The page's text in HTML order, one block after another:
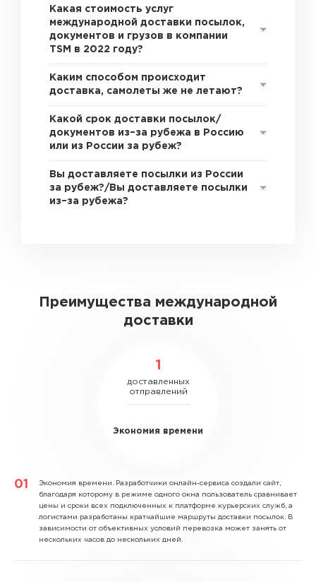
Какая стоимость услуг
международной доставки посылок,
документов и грузов в компании
TSM в 2022 году?
Каким способом происходит
доставка, самолеты же не летают?
Какой срок доставки посылок/
документов из–за рубежа в Россию
или из России за рубеж?
Вы доставляете посылки из России
за рубеж?/Вы доставляете посылки
из–за рубежа?
Преимущества международной
доставки
1
доставленных
отправлений
Экономия времени
Экономия времени.
Разработчики онлайн-сервиса создали сайт,
благодаря которому в режиме одного окна пользователь сравнивает
цены и сроки всех подключенных к платформе курьерских служб, а
логистами разработаны кратчайшие маршруты доставки посылок. В
зависимости от объективных условий перевозка может занять от
нескольких часов до нескольких дней.